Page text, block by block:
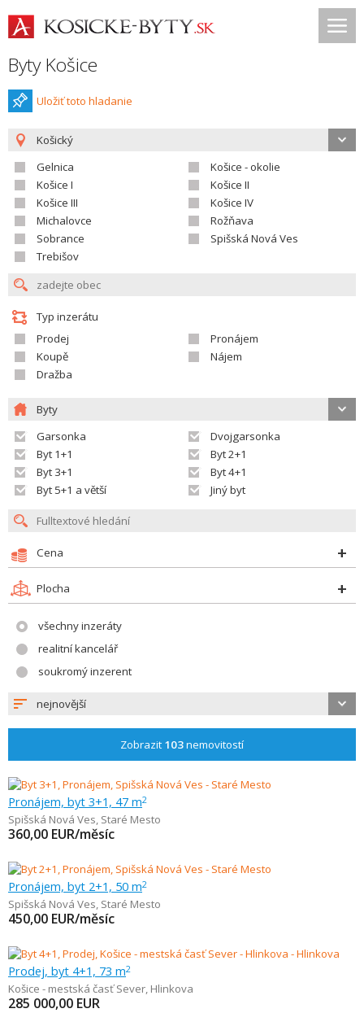
Byty Košice
Uložiť toto hladanie
Košický
Gelnica
Košice - okolie
Košice I
Košice II
Košice III
Košice IV
Michalovce
Rožňava
Sobrance
Spišská Nová Ves
Trebišov
Typ inzerátu
Prodej
Pronájem
Koupě
Nájem
Dražba
Byty
Garsonka
Dvojgarsonka
Byt 1+1
Byt 2+1
Byt 3+1
Byt 4+1
Byt 5+1 a větší
Jiný byt
Cena
Plocha
všechny inzeráty
realitní kancelář
soukromý inzerent
nejnovější
Zobrazit 103nemovitostí
Pronájem, byt 3+1, 47 m2
Spišská Nová Ves, Staré Mesto
360,00 EUR/měsíc
Pronájem, byt 2+1, 50 m2
Spišská Nová Ves, Staré Mesto
450,00 EUR/měsíc
Prodej, byt 4+1, 73 m2
Košice - mestská časť Sever, Hlinkova
285 000,00 EUR